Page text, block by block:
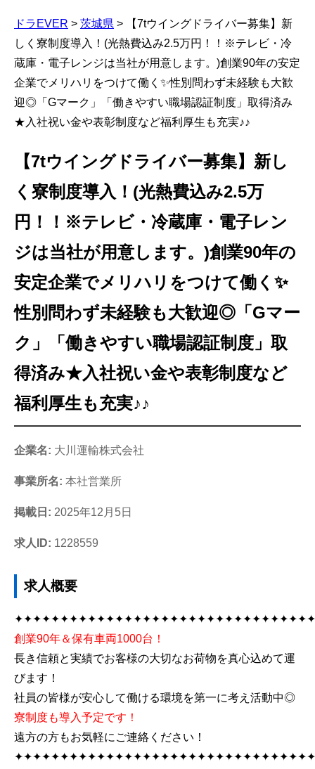
ドラEVER > 茨城県 >
【7tウイングドライバー募集】新
しく寮制度導入！(光熱費込み2.5万円！！※テレビ・冷
蔵庫・電子レンジは当社が用意します。)創業90年の安定
企業でメリハリをつけて働く✨性別問わず未経験も大歓
迎◎「Gマーク」「働きやすい職場認証制度」取得済み
★入社祝い金や表彰制度など福利厚生も充実♪♪
【7tウイングドライバー募集】新し
く寮制度導入！(光熱費込み2.5万
円！！※テレビ・冷蔵庫・電子レン
ジは当社が用意します。)創業90年の
安定企業でメリハリをつけて働く✨
性別問わず未経験も大歓迎◎「Gマー
ク」「働きやすい職場認証制度」取
得済み★入社祝い金や表彰制度など
福利厚生も充実♪♪
企業名: 大川運輸株式会社
事業所名: 本社営業所
掲載日: 2025年12月5日
求人ID: 1228559
求人概要
創業90年＆保有車両1000台！
長き信頼と実績でお客様の大切なお荷物を真心込めて運
びます！
社員の皆様が安心して働ける環境を第一に考え活動中◎
寮制度も導入予定です！
遠方の方もお気軽にご連絡ください！